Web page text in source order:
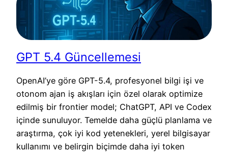
GPT 5.4 Güncellemesi
OpenAI’ye göre GPT-5.4, profesyonel bilgi işi ve
otonom ajan iş akışları için özel olarak optimize
edilmiş bir frontier model; ChatGPT, API ve Codex
içinde sunuluyor. Temelde daha güçlü planlama ve
araştırma, çok iyi kod yetenekleri, yerel bilgisayar
kullanımı ve belirgin biçimde daha iyi token